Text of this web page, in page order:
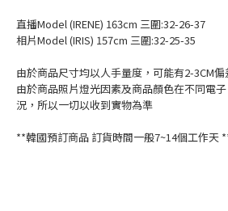
直播Model (IRENE) 163cm 三圍:32-26-37
相片Model (IRIS) 157cm 三圍:32-25-35
由於商品尺寸均以人手量度，可能有2-3CM偏
由於商品照片燈光因素及商品顏色在不同電
況，所以一切以收到實物為準
**韓國預訂商品 訂貨時間一般7~14個工作天